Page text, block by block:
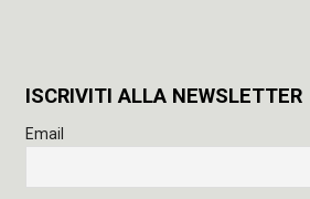
ISCRIVITI ALLA NEWSLETTER
Email